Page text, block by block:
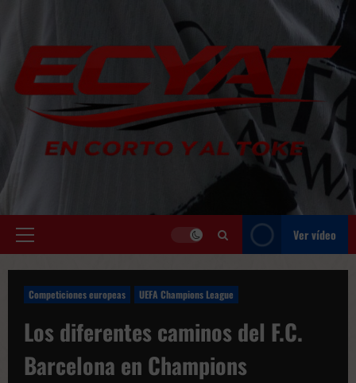
contenido
Menú
Ver vídeo
Competiciones europeas UEFA Champions League
Los diferentes caminos del F.C.
Barcelona en Champions